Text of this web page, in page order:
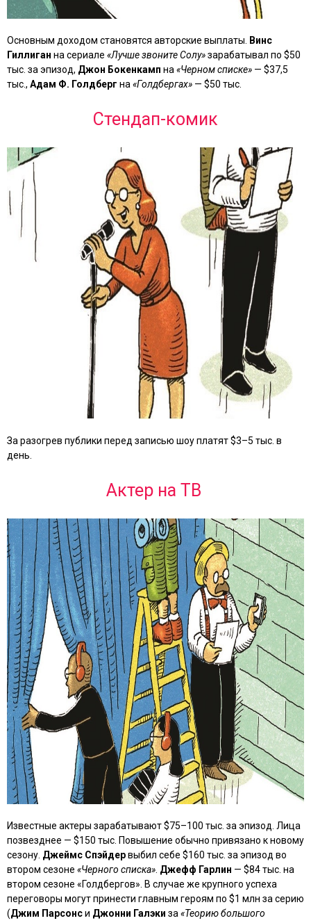
Основным доходом становятся авторские выплаты.
Винс
Гиллиган на сериале «Лучше звоните Солу»зарабатывал по $50
тыс. за эпизод, Джон Бокенкамп на «Черном списке» — $37,5
тыс., Адам Ф. Голдберг на «Голдбергах» — $50 тыс.
Стендап-комик
За разогрев публики перед записью шоу платят $3–5 тыс. в
день.
Актер на ТВ
Известные актеры зарабатывают $75–100 тыс. за эпизод. Лица
позвезднее — $150 тыс. Повышение обычно привязано к новому
сезону. Джеймс Спэйдервыбил себе $160 тыс. за эпизод во
втором сезоне «Черного списка» Джефф Гарлин — $84 тыс. на
втором сезоне «Голдбергов». В случае же крупного успеха
переговоры могут принести главным героям по $1 млн за серию
(Джим Парсонси Джонни Галэки за «Теорию большого